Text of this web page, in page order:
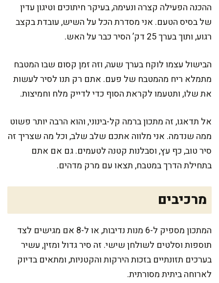
ההכנה הפעילה קצרה ונעימה, בעיקר חיתוכים וטיגון עדין
של בסיס הטעם. אני מסדרת הכל על השיש, עובדת בקצב
רגוע, ותוך בערך 25 דק’ הסיר כבר על האש.
הבישול עצמו לוקח בערך שעה, וזה זמן קסום שבו המטבח
מתמלא ריח מהמטבח של פעם. אתם רק תנו לסיר לעשות
את שלו, ותטעמו לקראת הסוף כדי לדייק מלח וחמיצות.
אל תדאגו, זה מתכון ברמה קל-בינוני, והוא הרבה יותר פשוט
ממה שנדמה. אני מלווה אתכם שלב שלב, וכל מה שצריך זה
סיר טוב, כף עץ, וסבלנות קטנה לטעמים. גם אם אתם
בתחילת הדרך במטבח, תצאו עם מרק מדהים.
מרכיבים
המתכון מספיק ל-6 מנות נדיבות, או ל-8 אם מגישים לצד
תוספות וסלטים לשולחן שישי. זה סיר גדול ומזין, עשיר
בערכים תזונתיים בזכות הירקות והקטניות, ומתאים בדיוק
לארוחה ביתית מסורתית.